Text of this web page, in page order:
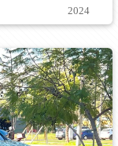
2024